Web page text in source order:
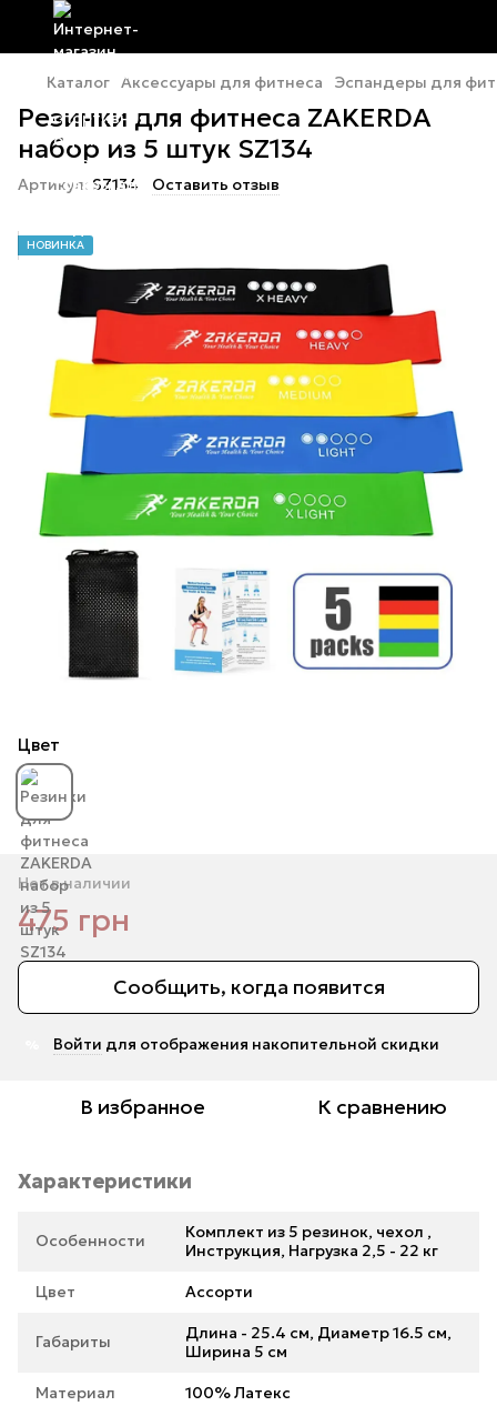
Каталог Аксессуары для фитнеса Эспандеры для
Резинки для фитнеса ZAKERDA
набор из 5 штук SZ134
Артикул: SZ134 Оставить отзыв
НОВИНКА
Цвет
Нет в наличии
475 грн
Сообщить, когда появится
Войти для отображения накопительной скидки
В избранное К сравнению
Характеристики
Особенности
Комплект из 5 резинок, чехол ,
Инструкция, Нагрузка 2,5 - 22 кг
Цвет Ассорти
Габариты
Длина - 25.4 см, Диаметр 16.5 см,
Ширина 5 см
Материал 100% Латекс